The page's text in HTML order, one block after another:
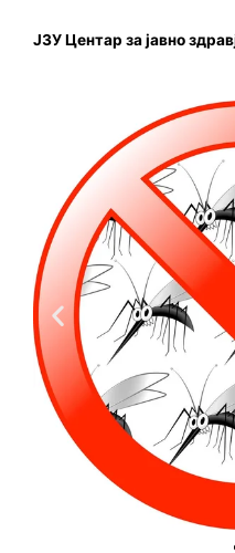
ЈЗУ Центар за јавно